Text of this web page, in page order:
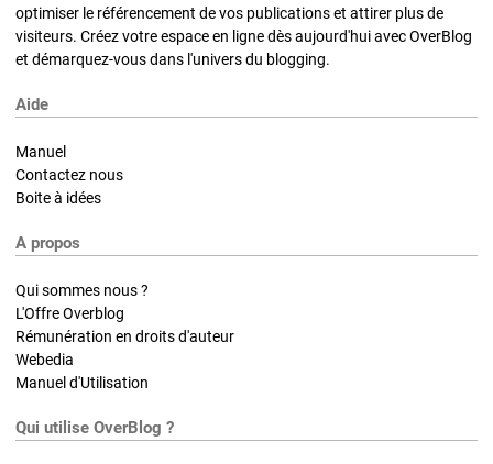
optimiser le référencement de vos publications et attirer plus de
visiteurs. Créez votre espace en ligne dès aujourd'hui avec OverBlog
et démarquez-vous dans l'univers du blogging.
Aide
Manuel
Contactez nous
Boite à idées
A propos
Qui sommes nous ?
L'Offre Overblog
Rémunération en droits d'auteur
Webedia
Manuel d'Utilisation
Qui utilise OverBlog ?